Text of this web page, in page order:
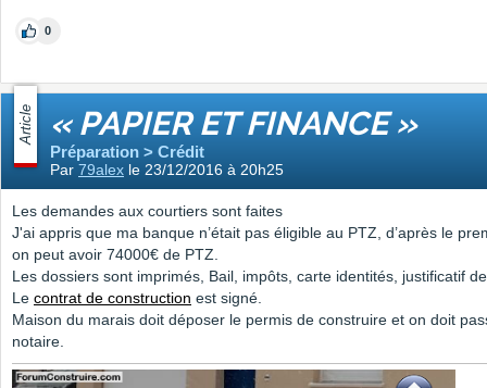
0
Article « PAPIER ET FINANCE »
Préparation > Crédit
Par 79alex le 23/12/2016 à 20h25
Les demandes aux courtiers sont faites
J'ai appris que ma banque n’était pas éligible au PTZ, d’après le
on peut avoir 74000€ de PTZ.
Les dossiers sont imprimés, Bail, impôts, carte identités, justificatif
Le contrat de construction est signé.
Maison du marais doit déposer le permis de construire et on doit
notaire.